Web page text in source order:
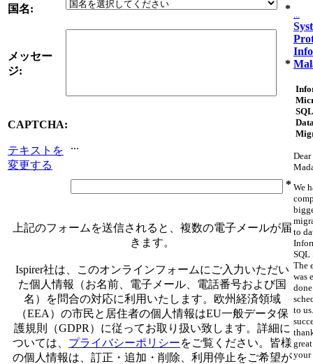
国名: *
メッセー
ジ:
*
CAPTCHA:
テキストを
変更する
...
*
上記のフォームを送信されると、複数の電子メールが届
きます。
Ispirer社は、このオンラインフォームにご入力いただい
た個人情報（お名前、電子メール、電話番号および国
名）を問合の対応に利用いたします。欧州経済領域
（EEA）の市民と居住者の個人情報はEU一般データ保
護規則（GDPR）に従ってお取り扱い致します。詳細に
ついては、 プライバシーポリシーをご覧ください。皆様
の個人情報は、訂正・追加・削除、利用停止をご希望が
We
to
SQL
The
was
to
your